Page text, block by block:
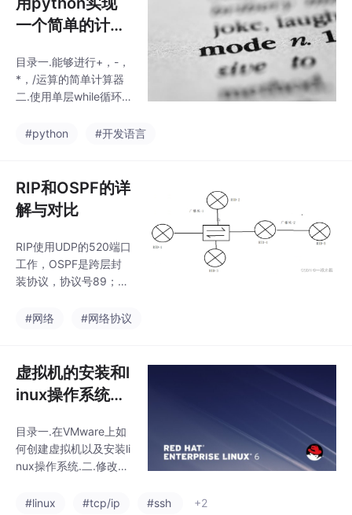
一个简单的计算
环），格式化输
出
目录一.能够进行+，-，
*，/运算的简单计算器
二.使用单层while循环
方法的使用四.格式化输
输出需要使用到占位
符：%s三.str中方法的
使用center(self, width,
#返回一个居中长度为w
idth的字符串，使用指
定的填充字符填充（默
#python #开发语言
RIP和OSPF的详
解与对比
RIP使用UDP的520端口
工作，OSPF是跨层封
装协议，协议号89；RI
网络，OSPF适用于大
毒性逆转等方法防止环
路的产生，OSPF使用S
PF算法计算出生成树，
是距离矢量型(邻居之间
互传路由表)，OSPF是
链路状态型（互传拓扑
#网络 #网络协议
虚拟机的安装和l
inux操作系统
5）的安装。将
虚拟机的网络连
成仅主机模式，
目录一.在VMware上如
何创建虚拟机以及安装li
nux操作系统.二.修改主
将虚拟机的网络连接模
#linux #tcp/ip #ssh +2